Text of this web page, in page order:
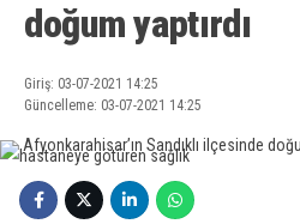
doğum yaptırdı
Giriş: 03-07-2021 14:25
Güncelleme: 03-07-2021 14:25